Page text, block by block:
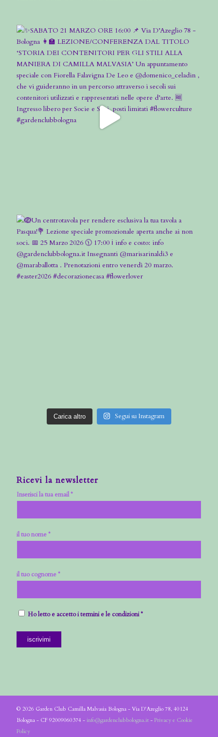
Carica altro Segui su Instagram
Ricevi la newsletter
Inserisci la tua email *
il tuo nome *
il tuo cognome *
Ho letto e accetto i termini e le condizioni *
© 2026 Garden Club Camilla Malvasia Bologna - Via D'Azeglio 78, 40124
Bologna - CF 92009060374 - info@gardenclubbologna.it- Privacy e Cookie
Policy